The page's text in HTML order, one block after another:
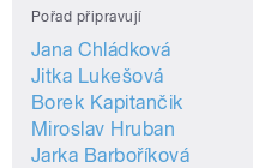
Pořad připravují
Jana Chládková
Jitka Lukešová
Borek Kapitančik
Miroslav Hruban
Jarka Barboříková